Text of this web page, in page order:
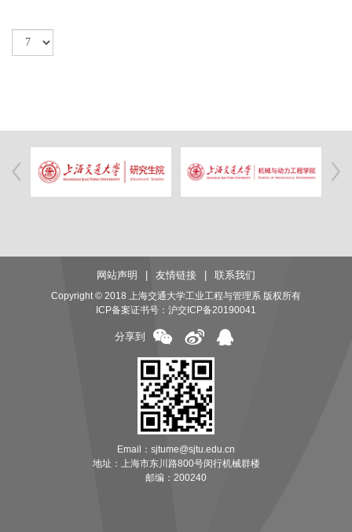
网站声明 | 友情链接 | 联系我们
Copyright © 2018 上海交通大学工业工程与管理系 版权所有
ICP备案证书号： 沪交ICP备20190041
分享到
Email：sjtume@sjtu.edu.cn
地址：上海市东川路800号闵行机械群楼
邮编：200240